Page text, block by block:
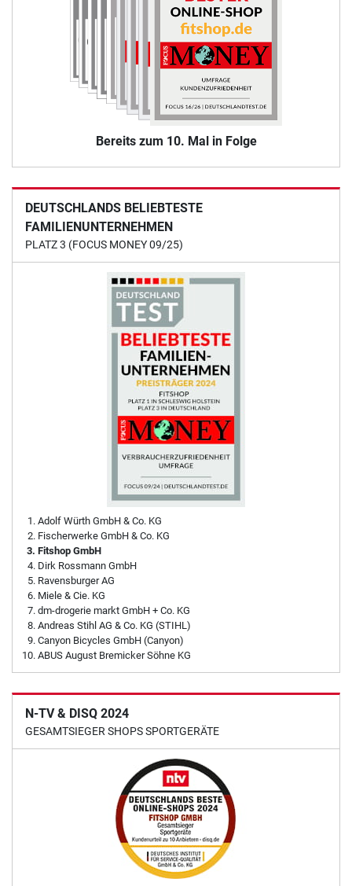
Bereits zum 10. Mal in Folge
DEUTSCHLANDS BELIEBTESTE
FAMILIENUNTERNEHMEN
PLATZ 3 (FOCUS MONEY 09/25)
Adolf Würth GmbH & Co. KG
Fischerwerke GmbH & Co. KG
Fitshop GmbH
Dirk Rossmann GmbH
Ravensburger AG
Miele & Cie. KG
dm-drogerie markt GmbH + Co. KG
Andreas Stihl AG & Co. KG (STIHL)
Canyon Bicycles GmbH (Canyon)
ABUS August Bremicker Söhne KG
N-TV & DISQ 2024
GESAMTSIEGER SHOPS SPORTGERÄTE